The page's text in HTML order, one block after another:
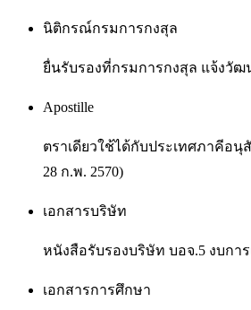
นิติกรณ์กรมการกงสุล
ยื่นรับรองที่กรมการกงสุล แจ้งวั
Apostille
ตราเดียวใช้ได้กับประเทศภาคีอ
28 ก.พ. 2570)
เอกสารบริษัท
หนังสือรับรองบริษัท บอจ.5 งบกา
เอกสารการศึกษา